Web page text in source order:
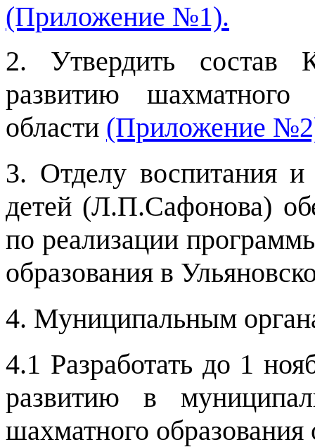
(Приложение №1).
2. Утвердить состав
развитию шахматного
области (Приложение
3. Отделу воспитания и
детей (Л.П.Сафонова)
по реализации
образования в
4. Муниципальным
4.1 Разработать до 1
развитию в
шахматного